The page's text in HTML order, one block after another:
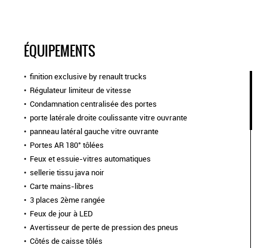
ÉQUIPEMENTS
finition exclusive by renault trucks
Régulateur limiteur de vitesse
Condamnation centralisée des portes
porte latérale droite coulissante vitre ouvrante
panneau latéral gauche vitre ouvrante
Portes AR 180° tôlées
Feux et essuie-vitres automatiques
sellerie tissu java noir
Carte mains-libres
3 places 2ème rangée
Feux de jour à LED
Avertisseur de perte de pression des pneus
Côtés de caisse tôlés